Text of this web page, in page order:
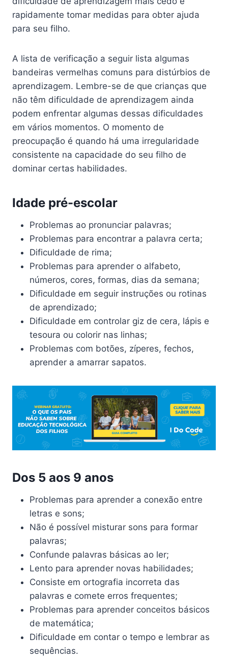
rapidamente tomar medidas para obter ajuda
para seu filho.
A lista de verificação a seguir lista algumas
bandeiras vermelhas comuns para distúrbios de
aprendizagem. Lembre-se de que crianças que
não têm dificuldade de aprendizagem ainda
podem enfrentar algumas dessas dificuldades
em vários momentos. O momento de
preocupação é quando há uma irregularidade
consistente na capacidade do seu filho de
dominar certas habilidades.
Idade pré-escolar
Problemas ao pronunciar palavras;
Problemas para encontrar a palavra certa;
Dificuldade de rima;
Problemas para aprender o alfabeto,
números, cores, formas, dias da semana;
Dificuldade em seguir instruções ou rotinas
de aprendizado;
Dificuldade em controlar giz de cera, lápis e
tesoura ou colorir nas linhas;
Problemas com botões, zíperes, fechos,
aprender a amarrar sapatos.
Dos 5 aos 9 anos
Problemas para aprender a conexão entre
letras e sons;
Não é possível misturar sons para formar
palavras;
Confunde palavras básicas ao ler;
Lento para aprender novas habilidades;
Consiste em ortografia incorreta das
palavras e comete erros frequentes;
Problemas para aprender conceitos básicos
de matemática;
Dificuldade em contar o tempo e lembrar as
sequências.